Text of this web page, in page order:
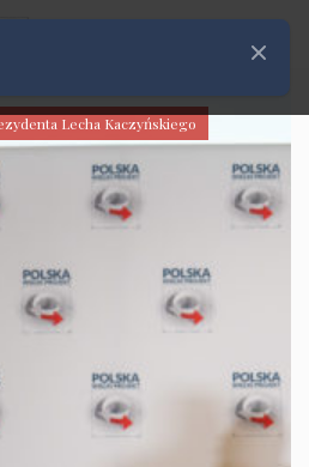
Lecha Kaczyńskiego
Zamknij